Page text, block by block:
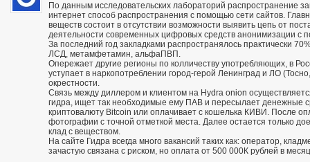
По данным исследовательских лабораторий распространение
интернет способ распространения с помощью сети сайтов.
веществ состоит в отсутствии возможности выявить цепь от
деятельности современных цифровых средств анонимизации с
За последний год закладками распространялось практически
ЛСД, метамфетамин, альфаПВП.
Опережает другие регионы по колличеству употребляющих, в
уступает в наркопотреблении город-герой Ленинград и ЛО
окрестности.
Связь между диллером и клиентом на Hydra onion
гидра, ищет так необходимые ему ПАВ и пересылает денежные
криптовалюту Bitcoin или оплачивает с кошелька КИВИ. После
фотографии с точной отметкой места. Далее остается только
клад с веществом.
На сайте Гидра всегда много вакансий таких как: оператор,
зачастую связана с риском, но оплата от 500 000К рублей в